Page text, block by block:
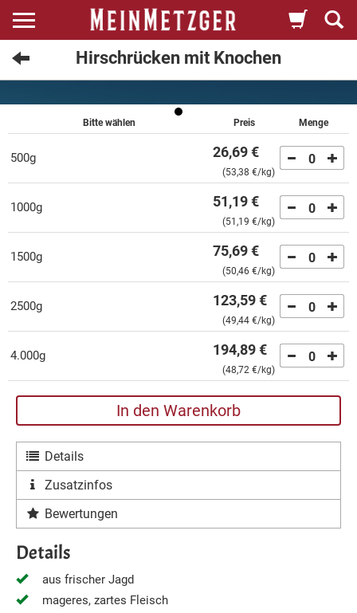
Hirschrücken mit Knochen
Bitte wählen Preis Menge
500g 26,69 €
(53,38 €/kg)
0
1000g 51,19 €
(51,19 €/kg)
0
1500g 75,69 €
(50,46 €/kg)
0
2500g 123,59 €
(49,44 €/kg)
0
4.000g 194,89 €
(48,72 €/kg)
0
In den Warenkorb
Details
Zusatzinfos
Bewertungen
Details
aus frischer Jagd
mageres, zartes Fleisch